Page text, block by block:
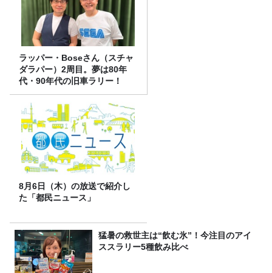
ラッパー・Boseさん（スチャ
ダラパー）2周目。夢は80年
代・90年代の旧車ラリー！
8月6日（木）の放送で紹介し
た「都民ニュース」
猛暑の救世主は“飲む氷”！今注目のアイ
ススラリー5種飲み比べ